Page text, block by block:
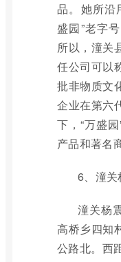
品。她所沿
盛园”老字
所以，潼关
任公司可以
批非物质文
企业在第六
下，“万盛
产品和著名
6、潼关
潼关杨
高桥乡四知
公路北。西